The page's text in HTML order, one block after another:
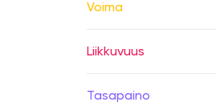
Voima
Liikkuvuus
Tasapaino